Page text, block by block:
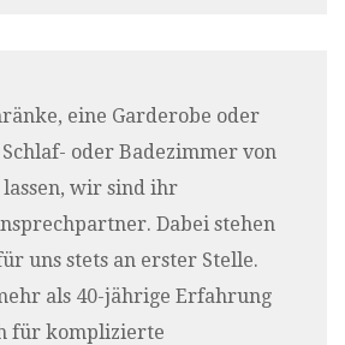
eine Garderobe oder
oder Badezimmer von
wir sind ihr
Dabei stehen
uns stets an erster Stelle.
als 40-jährige Erfahrung
für komplizierte